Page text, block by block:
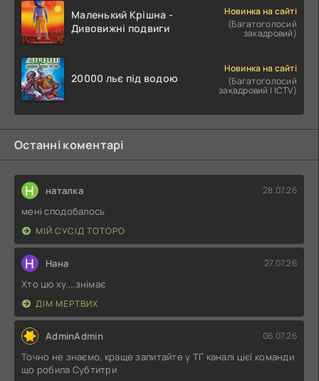
Маленький Крішна -
Дивовижні подвиги
Новинка на сайті
(Багатоголосий
закадровий)
20000 льє під водою
Новинка на сайті
(Багатоголосий
закадровий | ICTV)
Останні коментарі
Н наталка 28.07.26
мені сподобалось
МІЙ СУСІД ТОТОРО
Н Нана 27.07.26
Хто цю ху....знімає
ДІМ МЕРТВИХ
AdminAdmin 06.07.26
Точно не знаємо, краще запитайте у ТГ каналі цієї команди
що робила Субтитри